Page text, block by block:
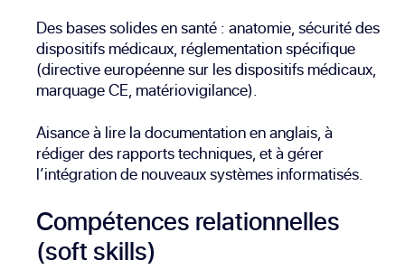
Des bases solides en santé : anatomie, sécurité des
dispositifs médicaux, réglementation spécifique
(directive européenne sur les dispositifs médicaux,
marquage CE, matériovigilance).
Aisance à lire la documentation en anglais, à
rédiger des rapports techniques, et à gérer
l’intégration de nouveaux systèmes informatisés.
Compétences relationnelles
(soft skills)